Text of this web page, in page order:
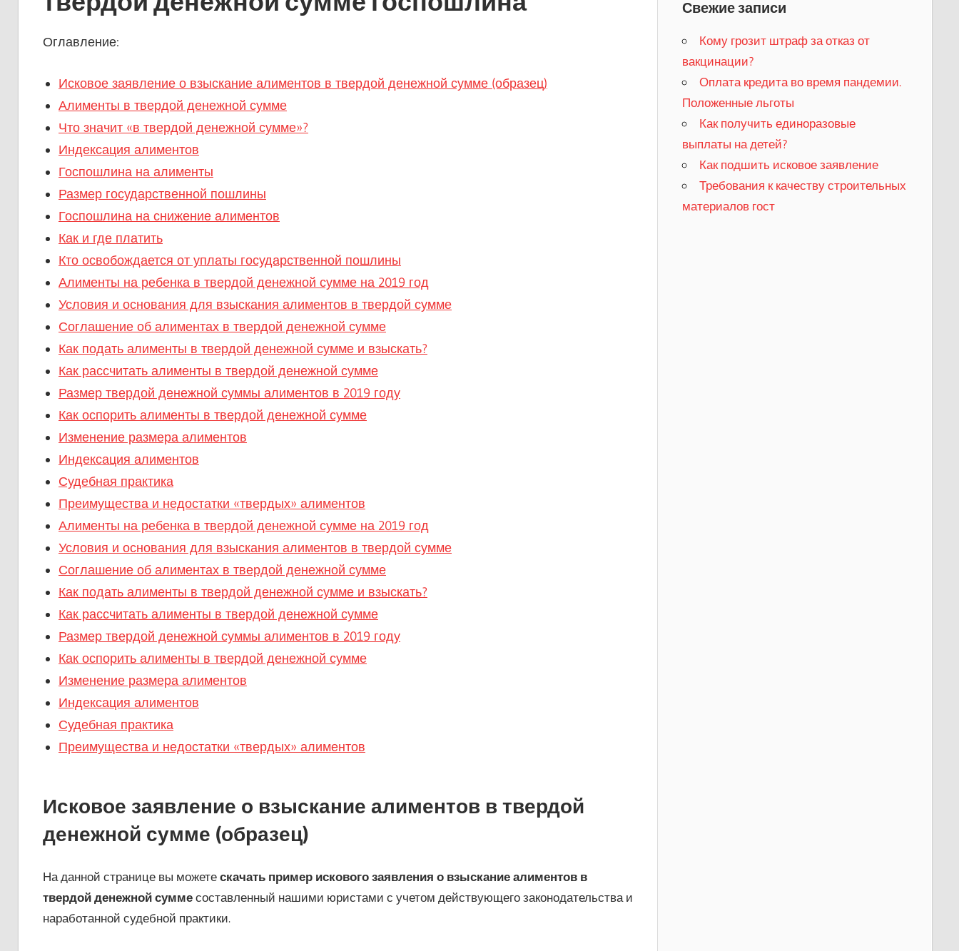
Оглавление:
Исковое заявление о взыскание алиментов в твердой денежной сумме (образец)
Алименты в твердой денежной сумме
Что значит «в твердой денежной сумме»?
Индексация алиментов
Госпошлина на алименты
Размер государственной пошлины
Госпошлина на снижение алиментов
Как и где платить
Кто освобождается от уплаты государственной пошлины
Алименты на ребенка в твердой денежной сумме на 2019 год
Условия и основания для взыскания алиментов в твердой сумме
Соглашение об алиментах в твердой денежной сумме
Как подать алименты в твердой денежной сумме и взыскать?
Как рассчитать алименты в твердой денежной сумме
Размер твердой денежной суммы алиментов в 2019 году
Как оспорить алименты в твердой денежной сумме
Изменение размера алиментов
Индексация алиментов
Судебная практика
Преимущества и недостатки «твердых» алиментов
Алименты на ребенка в твердой денежной сумме на 2019 год
Условия и основания для взыскания алиментов в твердой сумме
Соглашение об алиментах в твердой денежной сумме
Как подать алименты в твердой денежной сумме и взыскать?
Как рассчитать алименты в твердой денежной сумме
Размер твердой денежной суммы алиментов в 2019 году
Как оспорить алименты в твердой денежной сумме
Изменение размера алиментов
Индексация алиментов
Судебная практика
Преимущества и недостатки «твердых» алиментов
Исковое заявление о взыскание алиментов в твердой
денежной сумме (образец)
На данной странице вы можетескачать пример искового заявления о взыскание алиментов в
твердой денежной суммесоставленный нашими юристами с учетом действующего законодательства и
наработанной судебной практики.
Свежие записи
Кому грозит штраф за отказ от
вакцинации?
​Оплата кредита во время пандемии.
Положенные льготы
​Как получить единоразовые
выплаты на детей?
Как подшить исковое заявление
Требования к качеству строительных
материалов гост